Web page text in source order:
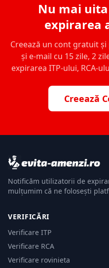
Nu mai
expirarea
Creează un cont gratuit
și e-mail cu 15 zile, 2
expirarea ITP-ului, RCA-
Creează
Notificăm utilizatorii de
mulțumim că ne folosești
VERIFICĂRI
Verificare ITP
Verificare RCA
Verificare rovinieta